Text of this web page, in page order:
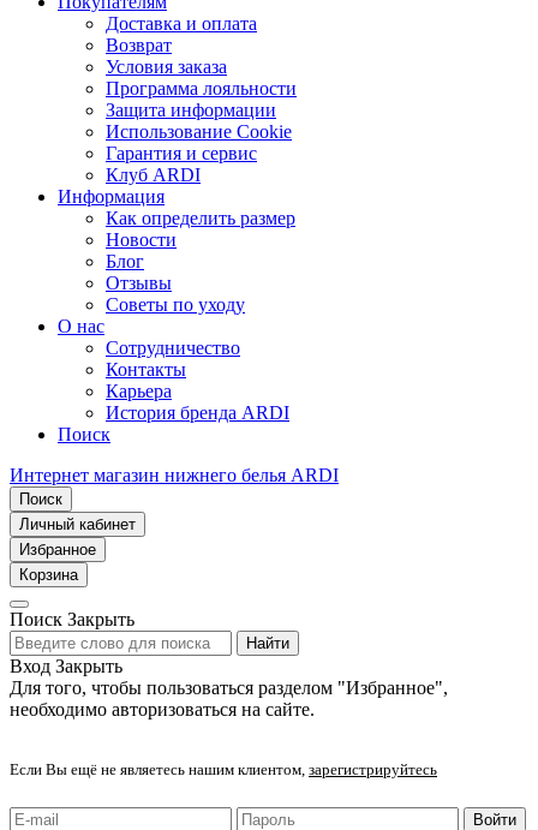
Доставка и оплата
Возврат
Условия заказа
Программа лояльности
Защита информации
Использование Cookie
Гарантия и сервис
Клуб ARDI
Информация
Как определить размер
Новости
Блог
Отзывы
Советы по уходу
О нас
Сотрудничество
Контакты
Карьера
История бренда ARDI
Поиск
Интернет магазин нижнего белья ARDI
Поиск
Личный кабинет
Избранное
Корзина
Поиск Закрыть
Найти
Вход Закрыть
Для того, чтобы пользоваться разделом "Избранное",
необходимо авторизоваться на сайте.
Если Вы ещё не являетесь нашим клиентом, зарегистрируйтесь
Войти